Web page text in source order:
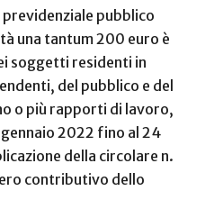
pubblico
una tantum 200 euro è
soggetti residenti in
del pubblico e del
o più rapporti di lavoro,
2022 fino al 24
della circolare n.
contributivo dello